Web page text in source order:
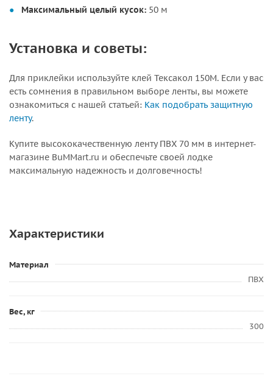
Максимальный целый кусок: 50 м
Установка и советы:
Для приклейки используйте клей Тексакол 150М. Если у вас
есть сомнения в правильном выборе ленты, вы можете
ознакомиться с нашей статьей: Как подобрать защитную
ленту.
Купите высококачественную ленту ПВХ 70 мм в интернет-
магазине BuMMart.ru и обеспечьте своей лодке
максимальную надежность и долговечность!
Характеристики
Материал
ПВХ
Вес, кг
300